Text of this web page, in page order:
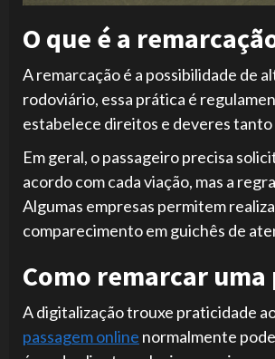
O que é a
A remarcação é a possibilidade de
rodoviário, essa prática é
estabelece direitos e deveres
Em geral, o passageiro precisa
acordo com cada viação, mas a
Algumas empresas permitem
comparecimento em guichês de
Como remarcar
A digitalização trouxe praticidade
passagem online normalmente